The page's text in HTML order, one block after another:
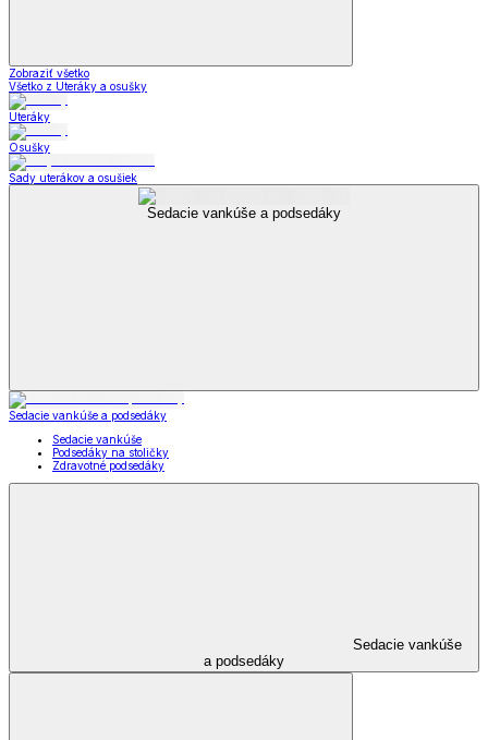
Zobraziť všetko
Všetko z Uteráky a osušky
Uteráky
Osušky
Sady uterákov a osušiek
Sedacie vankúše a podsedáky
Sedacie vankúše a podsedáky
Sedacie vankúše
Podsedáky na stoličky
Zdravotné podsedáky
Sedacie vankúše
a podsedáky